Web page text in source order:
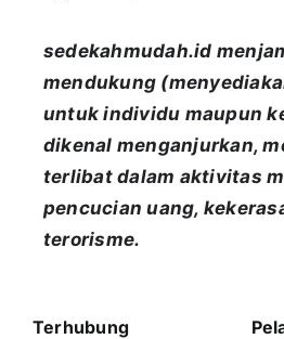
sedekahmudah.id
mendukung
untuk individu maupun
dikenal menganjurkan,
terlibat dalam aktivitas
pencucian uang,
terorisme.
Terhubung